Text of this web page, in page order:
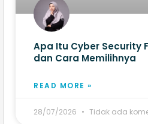
Apa Itu Cyber Security
dan Cara Memilihnya
READ MORE »
28/07/2026 Tidak ada